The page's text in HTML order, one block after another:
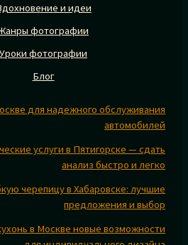
и идеи
фотографии
Уроки фотографии
Блог
для надежного обслуживания
автомобилей
услуги в Пятигорске — сдать
анализ быстро и легко
черепицу в Хабаровске: лучшие
предложения и выбор
в Москве новые возможности